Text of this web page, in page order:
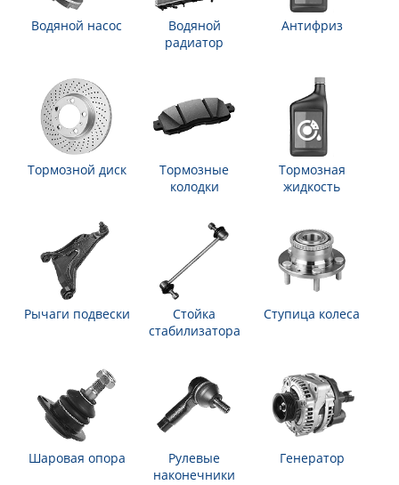
Водяной насос
Водяной
радиатор
Антифриз
Тормозной диск
Тормозные
колодки
Тормозная
жидкость
Рычаги подвески
Стойка
стабилизатора
Ступица колеса
Шаровая опора
Рулевые
наконечники
Генератор